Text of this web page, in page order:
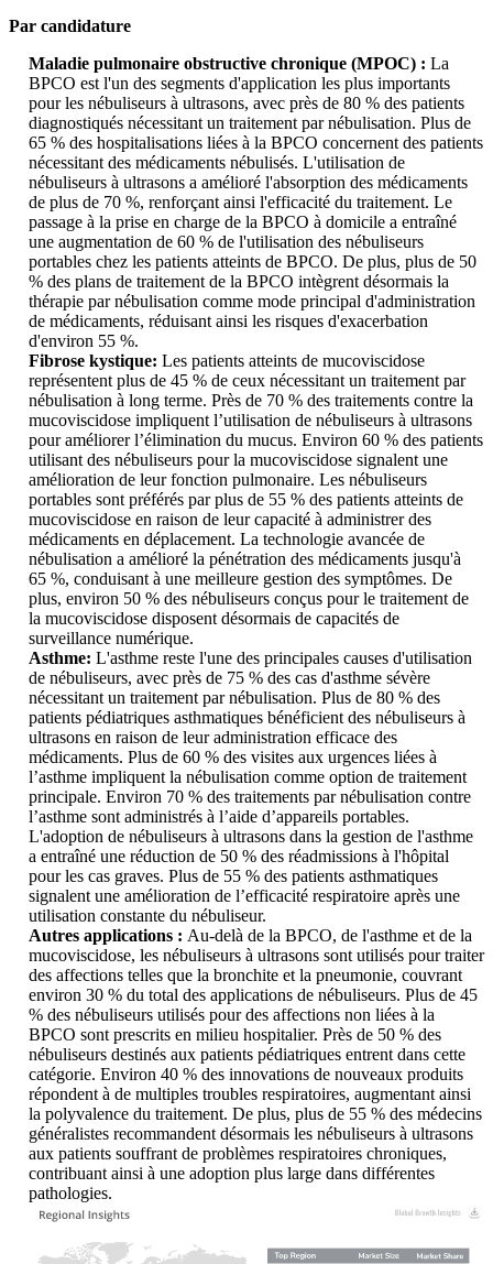
Par candidature
Maladie pulmonaire obstructive chronique (MPOC) : La
BPCO est l'un des segments d'application les plus importants
pour les nébuliseurs à ultrasons, avec près de 80 % des patients
diagnostiqués nécessitant un traitement par nébulisation. Plus de
65 % des hospitalisations liées à la BPCO concernent des patients
nécessitant des médicaments nébulisés. L'utilisation de
nébuliseurs à ultrasons a amélioré l'absorption des médicaments
de plus de 70 %, renforçant ainsi l'efficacité du traitement. Le
passage à la prise en charge de la BPCO à domicile a entraîné
une augmentation de 60 % de l'utilisation des nébuliseurs
portables chez les patients atteints de BPCO. De plus, plus de 50
% des plans de traitement de la BPCO intègrent désormais la
thérapie par nébulisation comme mode principal d'administration
de médicaments, réduisant ainsi les risques d'exacerbation
d'environ 55 %.
Fibrose kystique: Les patients atteints de mucoviscidose
représentent plus de 45 % de ceux nécessitant un traitement par
nébulisation à long terme. Près de 70 % des traitements contre la
mucoviscidose impliquent l’utilisation de nébuliseurs à ultrasons
pour améliorer l’élimination du mucus. Environ 60 % des patients
utilisant des nébuliseurs pour la mucoviscidose signalent une
amélioration de leur fonction pulmonaire. Les nébuliseurs
portables sont préférés par plus de 55 % des patients atteints de
mucoviscidose en raison de leur capacité à administrer des
médicaments en déplacement. La technologie avancée de
nébulisation a amélioré la pénétration des médicaments jusqu'à
65 %, conduisant à une meilleure gestion des symptômes. De
plus, environ 50 % des nébuliseurs conçus pour le traitement de
la mucoviscidose disposent désormais de capacités de
surveillance numérique.
Asthme: L'asthme reste l'une des principales causes d'utilisation
de nébuliseurs, avec près de 75 % des cas d'asthme sévère
nécessitant un traitement par nébulisation. Plus de 80 % des
patients pédiatriques asthmatiques bénéficient des nébuliseurs à
ultrasons en raison de leur administration efficace des
médicaments. Plus de 60 % des visites aux urgences liées à
l’asthme impliquent la nébulisation comme option de traitement
principale. Environ 70 % des traitements par nébulisation contre
l’asthme sont administrés à l’aide d’appareils portables.
L'adoption de nébuliseurs à ultrasons dans la gestion de l'asthme
a entraîné une réduction de 50 % des réadmissions à l'hôpital
pour les cas graves. Plus de 55 % des patients asthmatiques
signalent une amélioration de l’efficacité respiratoire après une
utilisation constante du nébuliseur.
Autres applications : Au-delà de la BPCO, de l'asthme et de la
mucoviscidose, les nébuliseurs à ultrasons sont utilisés pour traiter
des affections telles que la bronchite et la pneumonie, couvrant
environ 30 % du total des applications de nébuliseurs. Plus de 45
% des nébuliseurs utilisés pour des affections non liées à la
BPCO sont prescrits en milieu hospitalier. Près de 50 % des
nébuliseurs destinés aux patients pédiatriques entrent dans cette
catégorie. Environ 40 % des innovations de nouveaux produits
répondent à de multiples troubles respiratoires, augmentant ainsi
la polyvalence du traitement. De plus, plus de 55 % des médecins
généralistes recommandent désormais les nébuliseurs à ultrasons
aux patients souffrant de problèmes respiratoires chroniques,
contribuant ainsi à une adoption plus large dans différentes
pathologies.